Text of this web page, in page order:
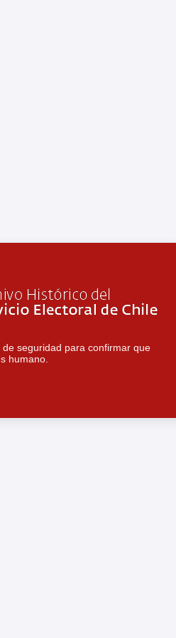
seguridad para confirmar que
humano.